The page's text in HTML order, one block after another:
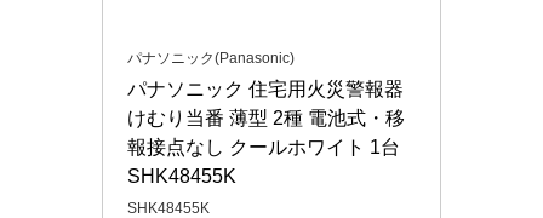
パナソニック(Panasonic)
パナソニック 住宅用火災警報器
けむり当番 薄型 2種 電池式・移
報接点なし クールホワイト 1台
SHK48455K
SHK48455K